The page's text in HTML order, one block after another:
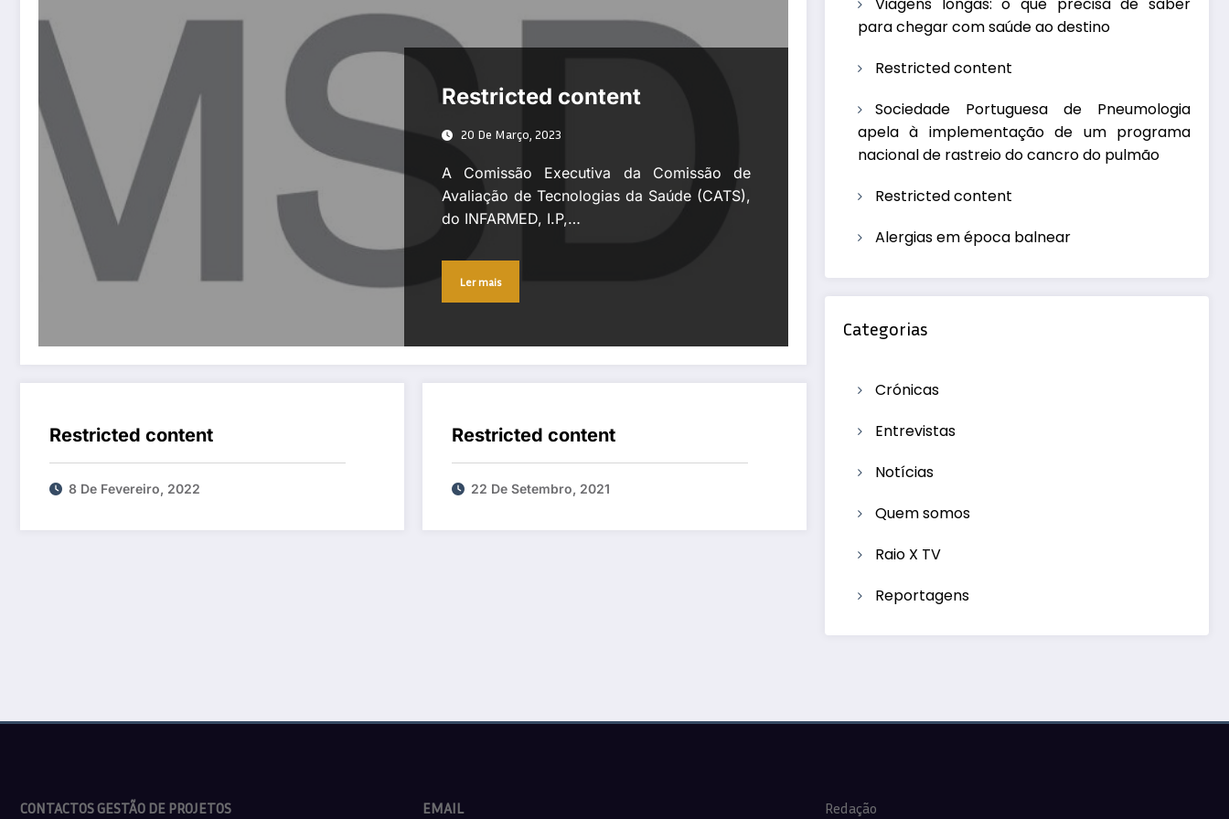
Restricted content
20 De Março, 2023
A Comissão Executiva da Comissão de
Avaliação de Tecnologias da Saúde (CATS),
do INFARMED, I.P,…
Ler mais
Restricted content
8 De Fevereiro, 2022
Restricted content
22 De Setembro, 2021
Viagens longas: o que precisa de saber
para chegar com saúde ao destino
Restricted content
Sociedade Portuguesa de Pneumologia
apela à implementação de um programa
nacional de rastreio do cancro do pulmão
Restricted content
Alergias em época balnear
Categorias
Crónicas
Entrevistas
Notícias
Quem somos
Raio X TV
Reportagens
CONTACTOS GESTÃO DE PROJETOS EMAIL Redação